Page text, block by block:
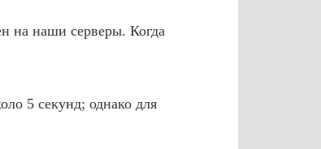
на наши серверы. Когда
5 секунд; однако для